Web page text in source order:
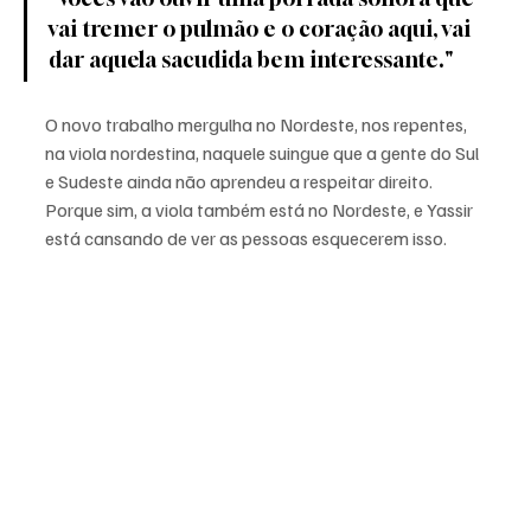
vai tremer o pulmão e o coração aqui, vai
dar aquela sacudida bem interessante."
O novo trabalho mergulha no Nordeste, nos repentes,
na viola nordestina, naquele suingue que a gente do Sul
e Sudeste ainda não aprendeu a respeitar direito.
Porque sim, a viola também está no Nordeste, e Yassir
está cansando de ver as pessoas esquecerem isso.